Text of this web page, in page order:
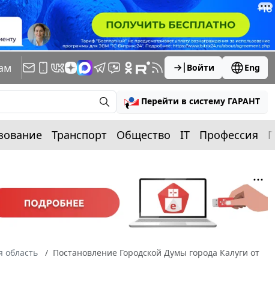
Войти Eng
Перейти в систему ГАРАНТ
Транспорт Общество IT Профессия
область
Постановление Городской Думы города Калуги от